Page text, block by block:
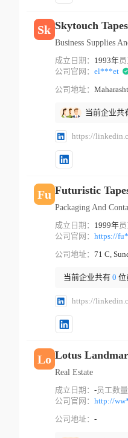
Sk Skytouch
Business Supplies
成立日期： 1993年员
公司官网： el***et
公司地址：
当前企业共
https://
Fu Futuristic
Packaging And
成立日期： 1999年员
公司官网： https://
公司地址：
当前企业共有 0 位
https://
Lo Lotus
Real Estate
成立日期： -员工数量
公司官网： http://
公司地址： -